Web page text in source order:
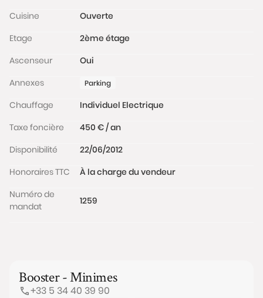
Cuisine
Ouverte
Etage
2ème étage
Ascenseur
Oui
Annexes
Parking
Chauffage
Individuel Electrique
Taxe foncière
450 € / an
Disponibilité
22/06/2012
Honoraires TTC
À la charge du vendeur
Numéro de
mandat
1259
Booster - Minimes
+33 5 34 40 39 90